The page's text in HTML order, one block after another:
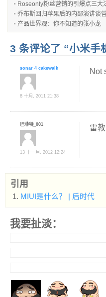
Roseonly粉丝营销的引爆点三大
乔布斯回归苹果后的内部演讲谈
产品世界观：你不知道的张小龙
3 条评论了 “小米手
sonar 4 cakewalk
8 十月, 2011 21:38
Not
巴菲特_001
13 十一月, 2012 12:24
雷
引用
MIUI是什么？ | 后时代
我要扯淡：